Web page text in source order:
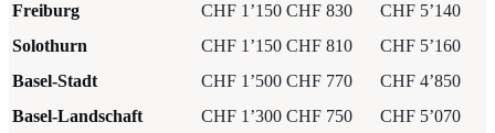
Freiburg
CHF 1’150 CHF 830
CHF 5’140
Solothurn
CHF 1’150 CHF 810
CHF 5’160
Basel-Stadt
CHF 1’500 CHF 770
CHF 4’850
Basel-Landschaft
CHF 1’300 CHF 750
CHF 5’070